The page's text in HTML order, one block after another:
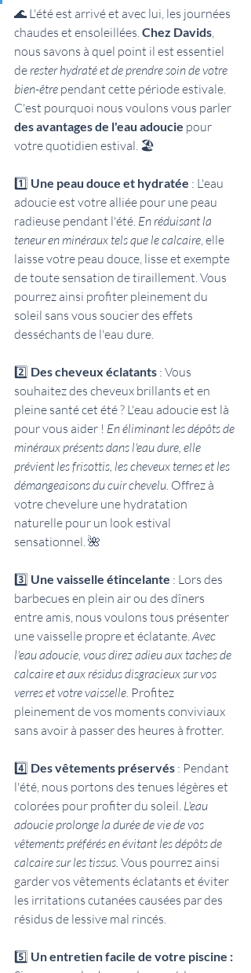
🌊 L'été est arrivé et avec lui, les journées
chaudes et ensoleillées. Chez Davids
nous savons à quel point il est essentiel
de rester hydraté et de prendre soin de votre
bien-être pendant cette période estivale.
C'est pourquoi nous voulons vous parler
des avantages de l'eau adoucie pour
votre quotidien estival. 🏖️
1️⃣ Une peau douce et hydratée : L'eau
adoucie est votre alliée pour une peau
radieuse pendant l'été. En réduisant la
teneur en minéraux tels que le calcaire , elle
laisse votre peau douce, lisse et exempte
de toute sensation de tiraillement. Vous
pourrez ainsi profiter pleinement du
soleil sans vous soucier des effets
desséchants de l'eau dure.
2️⃣ Des cheveux éclatants : Vous
souhaitez des cheveux brillants et en
pleine santé cet été ? L'eau adoucie est là
pour vous aider ! En éliminant les dépôts de
minéraux présents dans l'eau dure, elle
prévient les frisottis, les cheveux ternes et les
démangeaisons du cuir chevelu. Offrez à
votre chevelure une hydratation
naturelle pour un look estival
sensationnel. 🌺
3️⃣ Une vaisselle étincelante : Lors des
barbecues en plein air ou des dîners
entre amis, nous voulons tous présenter
une vaisselle propre et éclatante. Avec
l'eau adoucie, vous direz adieu aux taches de
calcaire et aux résidus disgracieux sur vos
verres et votre vaisselle . Profitez
pleinement de vos moments conviviaux
sans avoir à passer des heures à frotter.
4️⃣ Des vêtements préservés : Pendant
l'été, nous portons des tenues légères et
colorées pour profiter du soleil. L'eau
adoucie prolonge la durée de vie de vos
vêtements préférés en évitant les dépôts de
calcaire sur les tissus. Vous pourrez ainsi
garder vos vêtements éclatants et éviter
les irritations cutanées causées par des
résidus de lessive mal rincés.
5️⃣ Un entretien facile de votre piscine :